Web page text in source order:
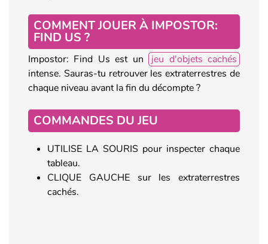
COMMENT JOUER À IMPOSTOR:
FIND US ?
Impostor: Find Us est un
jeu d'objets cachés
intense. Sauras-tu retrouver les extraterrestres de
chaque niveau avant la fin du décompte ?
COMMANDES DU JEU
UTILISE LA SOURIS pour inspecter chaque
tableau.
CLIQUE GAUCHE sur les extraterrestres
cachés.